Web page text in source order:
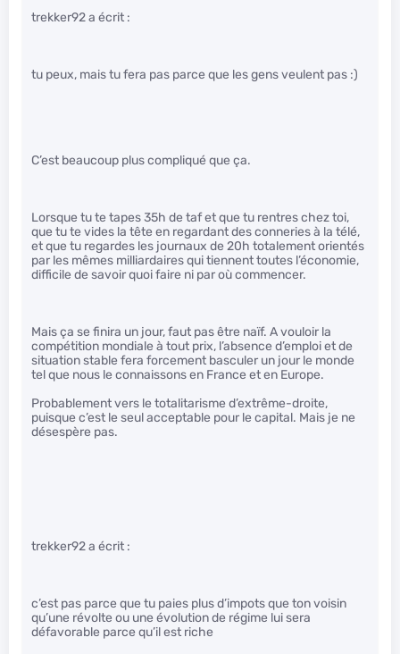
trekker92 a écrit :
tu peux, mais tu fera pas parce que les gens veulent pas :)
C’est beaucoup plus compliqué que ça.
Lorsque tu te tapes 35h de taf et que tu rentres chez toi,
que tu te vides la tête en regardant des conneries à la télé,
et que tu regardes les journaux de 20h totalement orientés
par les mêmes milliardaires qui tiennent toutes l’économie,
difficile de savoir quoi faire ni par où commencer.
Mais ça se finira un jour, faut pas être naïf. A vouloir la
compétition mondiale à tout prix, l’absence d’emploi et de
situation stable fera forcement basculer un jour le monde
tel que nous le connaissons en France et en Europe.
Probablement vers le totalitarisme d’extrême-droite,
puisque c’est le seul acceptable pour le capital. Mais je ne
désespère pas.
trekker92 a écrit :
c’est pas parce que tu paies plus d’impots que ton voisin
qu’une révolte ou une évolution de régime lui sera
défavorable parce qu’il est riche